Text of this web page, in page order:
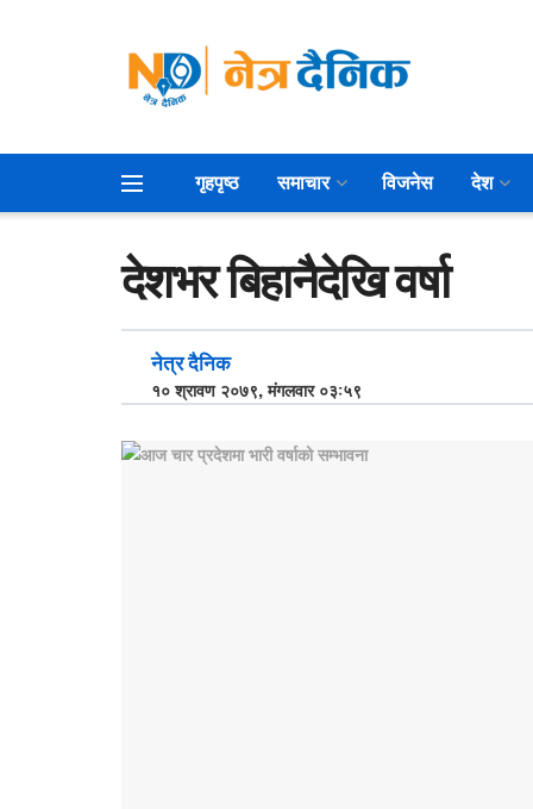
गृहपृष्ठ समाचार विजनेस देश
देशभर बिहानैदेखि वर्षा
नेत्र दैनिक
१० श्रावण २०७९, मंगलवार ०३:५९